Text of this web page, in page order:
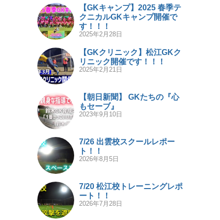
【GKキャンプ】2025 春季テ
クニカルGKキャンプ開催で
す！！！
2025年2月28日
【GKクリニック】松江GKク
リニック開催です！！！
2025年2月21日
【朝日新聞】 GKたちの『心
もセーブ』
2023年9月10日
7/26 出雲校スクールレポー
ト！！
2026年8月5日
7/20 松江校トレーニングレポ
ート！！
2026年7月28日